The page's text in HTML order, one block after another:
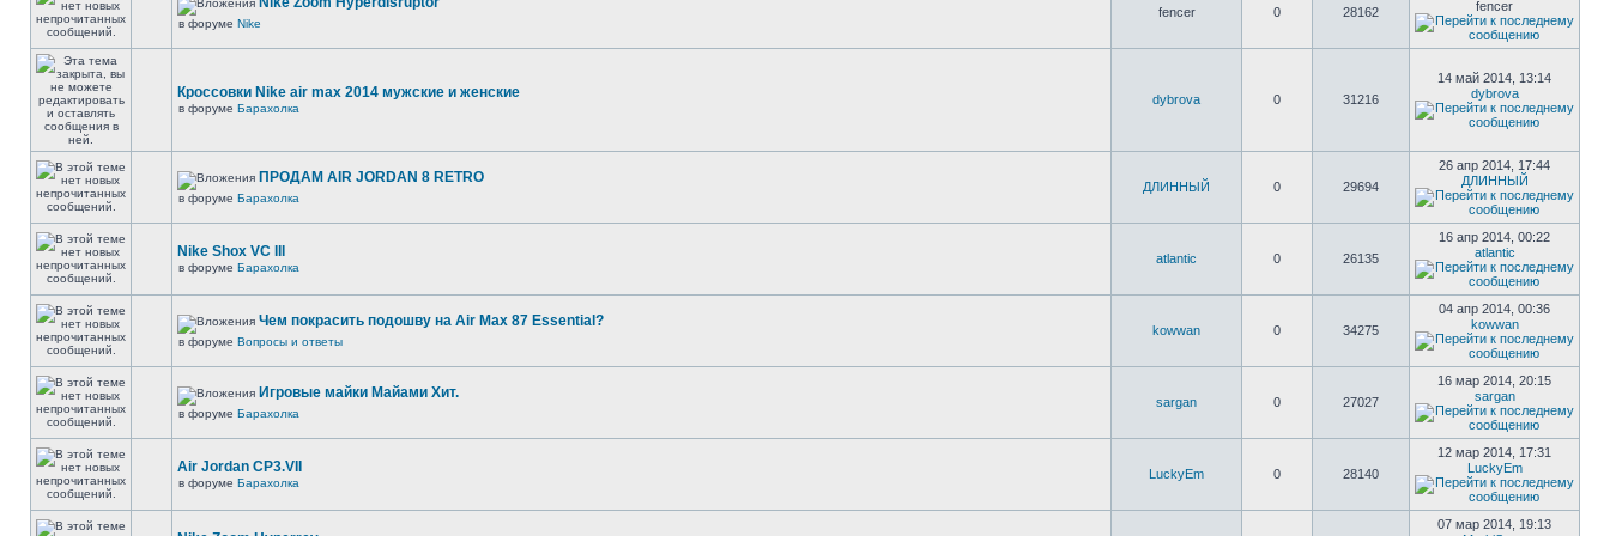
в форуме Nike
fencer 0 28162
fencer
Кроссовки Nike air max 2014 мужские и женские
в форуме Барахолка
dybrova 0 31216
14 май 2014, 13:14
dybrova
ПРОДАМ AIR JORDAN 8 RETRO
в форуме Барахолка
ДЛИННЫЙ 0 29694
26 апр 2014, 17:44
ДЛИННЫЙ
Nike Shox VC III
в форуме Барахолка
atlantic 0 26135
16 апр 2014, 00:22
atlantic
Чем покрасить подошву на Air Max 87 Essential?
в форуме Вопросы и ответы
kowwan 0 34275
04 апр 2014, 00:36
kowwan
Игровые майки Майами Хит.
в форуме Барахолка
sargan 0 27027
16 мар 2014, 20:15
sargan
Air Jordan CP3.VII
в форуме Барахолка
LuckyEm 0 28140
12 мар 2014, 17:31
LuckyEm
07 мар 2014, 19:13